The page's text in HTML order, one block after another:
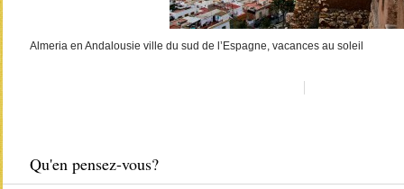
Almeria en Andalousie ville du sud de l’Espagne, vacances au soleil
Qu'en pensez-vous?